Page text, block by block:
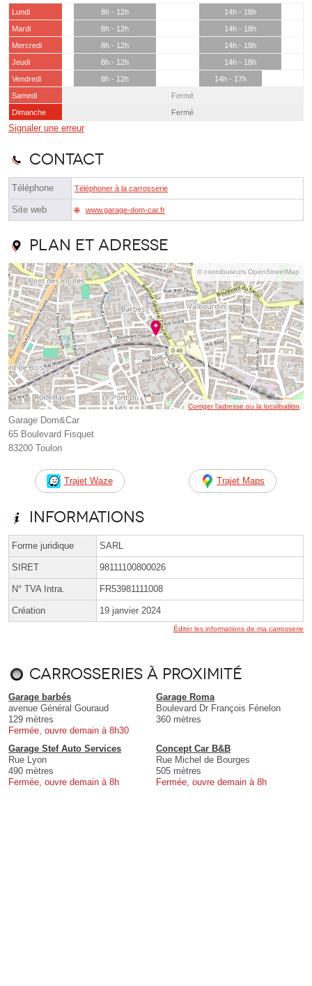
Lundi 8h - 12h
14h - 18h
Mardi
8h - 12h
14h - 18h
Mercredi
8h - 12h
14h - 18h
Jeudi
8h - 12h
14h - 18h
Vendredi
8h - 12h
14h - 17h
Samedi
Fermé
Dimanche
Fermé
Signaler une erreur
Contact
Téléphone Téléphoner à la carrosserie
Site web www.garage-dom-car.fr
Plan et adresse
© contributeurs OpenStreetMap
Corriger l’adresse ou la localisation
Garage Dom&Car
65 Boulevard Fisquet
83200 Toulon
Trajet Waze Trajet Maps
Informations
Forme juridique SARL
SIRET 98111100800026
N° TVA Intra. FR53981111008
Création 19 janvier 2024
Éditer les informations de ma carrosserie
Carrosseries à proximité
Garage barbés
avenue Général Gouraud
129 mètres
Fermée, ouvre demain à 8h30
Garage Roma
Boulevard Dr François Fénelon
360 mètres
Garage Stef Auto Services
Rue Lyon
490 mètres
Fermée, ouvre demain à 8h
Concept Car B&B
Rue Michel de Bourges
505 mètres
Fermée, ouvre demain à 8h